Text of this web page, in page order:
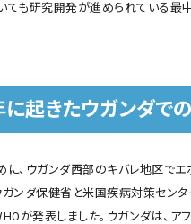
ても研究開発が進められている最
起きたウガンダで
、ウガンダ西部のキバレ地区で
ガンダ保健省と米国疾病対策セン
が発表しました。ウガンダは、